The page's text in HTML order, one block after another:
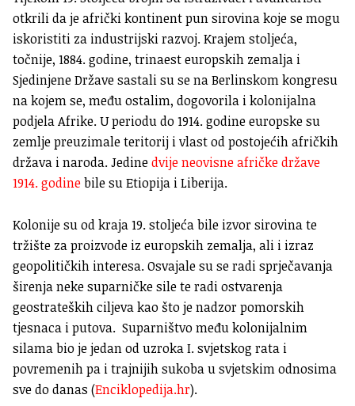
otkrili da je afrički kontinent pun sirovina koje se mogu
iskoristiti za industrijski razvoj. Krajem stoljeća,
točnije, 1884. godine, trinaest europskih zemalja i
Sjedinjene Države sastali su se na Berlinskom kongresu
na kojem se, među ostalim, dogovorila i kolonijalna
podjela Afrike. U periodu do 1914. godine europske su
zemlje preuzimale teritorij i vlast od postojećih afričkih
država i naroda. Jedinedvije neovisne afričke države
1914. godinebile su Etiopija i Liberija.
Kolonije su od kraja 19. stoljeća bile izvor sirovina te
tržište za proizvode iz europskih zemalja, ali i izraz
geopolitičkih interesa. Osvajale su se radi sprječavanja
širenja neke suparničke sile te radi ostvarenja
geostrateških ciljeva kao što je nadzor pomorskih
tjesnaca i putova. Suparništvo među kolonijalnim
silama bio je jedan od uzroka I. svjetskog rata i
povremenih pa i trajnijih sukoba u svjetskim odnosima
sve do danas (Enciklopedija.hr).